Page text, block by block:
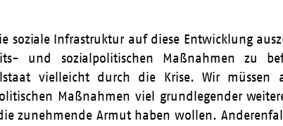
soziale Infrastruktur auf diese Entwicklung
und sozialpolitischen Maßnahmen zu
vielleicht durch die Krise. Wir müssen
Maßnahmen viel grundlegender
zunehmende Armut haben wollen.